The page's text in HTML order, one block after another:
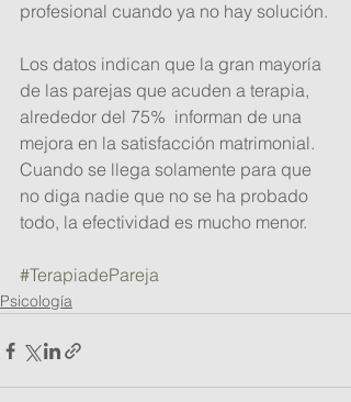
profesional cuando ya no hay solución.
Los datos indican que la gran mayoría
de las parejas que acuden a terapia,
alrededor del 75%  informan de una
mejora en la satisfacción matrimonial.
Cuando se llega solamente para que
no diga nadie que no se ha probado
todo, la efectividad es mucho menor.
#TerapiadePareja
Psicología